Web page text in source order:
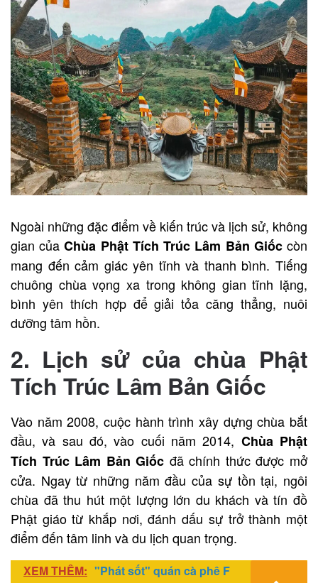
Ngoài những đặc điểm về kiến trúc và lịch sử, không
gian củaChùa Phật Tích Trúc Lâm Bản Giốccòn
mang đến cảm giác yên tĩnh và thanh bình. Tiếng
chuông chùa vọng xa trong không gian tĩnh lặng,
bình yên thích hợp để giải tỏa căng thẳng, nuôi
dưỡng tâm hồn.
2. Lịch sử của chùa Phật
Tích Trúc Lâm Bản Giốc
Vào năm 2008, cuộc hành trình xây dựng chùa bắt
đầu, và sau đó, vào cuối năm 2014, Chùa Phật
Tích Trúc Lâm Bản Giốc đã chính thức được mở
cửa. Ngay từ những năm đầu của sự tồn tại, ngôi
chùa đã thu hút một lượng lớn du khách và tín đồ
Phật giáo từ khắp nơi, đánh dấu sự trở thành một
điểm đến tâm linh và du lịch quan trọng.
XEM THÊM: "Phát sốt" quán cà phê F